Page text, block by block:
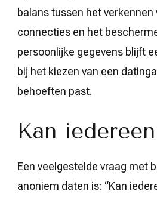
balans tussen het verkennen
connecties en het
persoonlijke gegevens blijft
bij het kiezen van een
behoeften past.
Kan
Een veelgestelde vraag met
anoniem daten is: “Kan